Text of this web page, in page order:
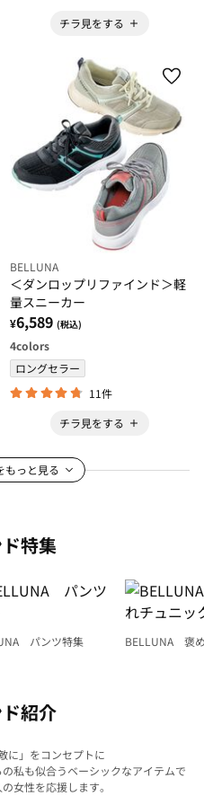
チラ見をする
BELLUNA
＜ダンロップリファインド＞軽
量スニーカー
¥6,589 (税込)
4colors
ロングセラー
11件
チラ見をする
もっと見る
特集
パンツ特集
BELLUNA 褒
紹介
に」をコンセプトに
私も似合うベーシックなアイテムで
女性を応援します。